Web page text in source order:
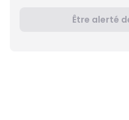
Être alerté